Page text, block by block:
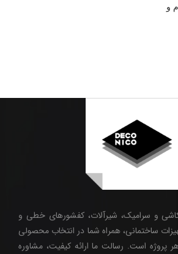
و
کاشی و سرامیک، شیرآلات، کفشورهای خطی و
ساختمانی، همراه شما در انتخاب محصولی
پروژه است. رسالت ما ارائه کیفیت، مشاوره